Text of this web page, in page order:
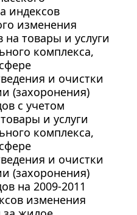
индексов
изменения
товары и услуги
комплекса,
и очистки
(захоронения)
с учетом
и услуги
комплекса,
и очистки
(захоронения)
на 2009-2011
изменения